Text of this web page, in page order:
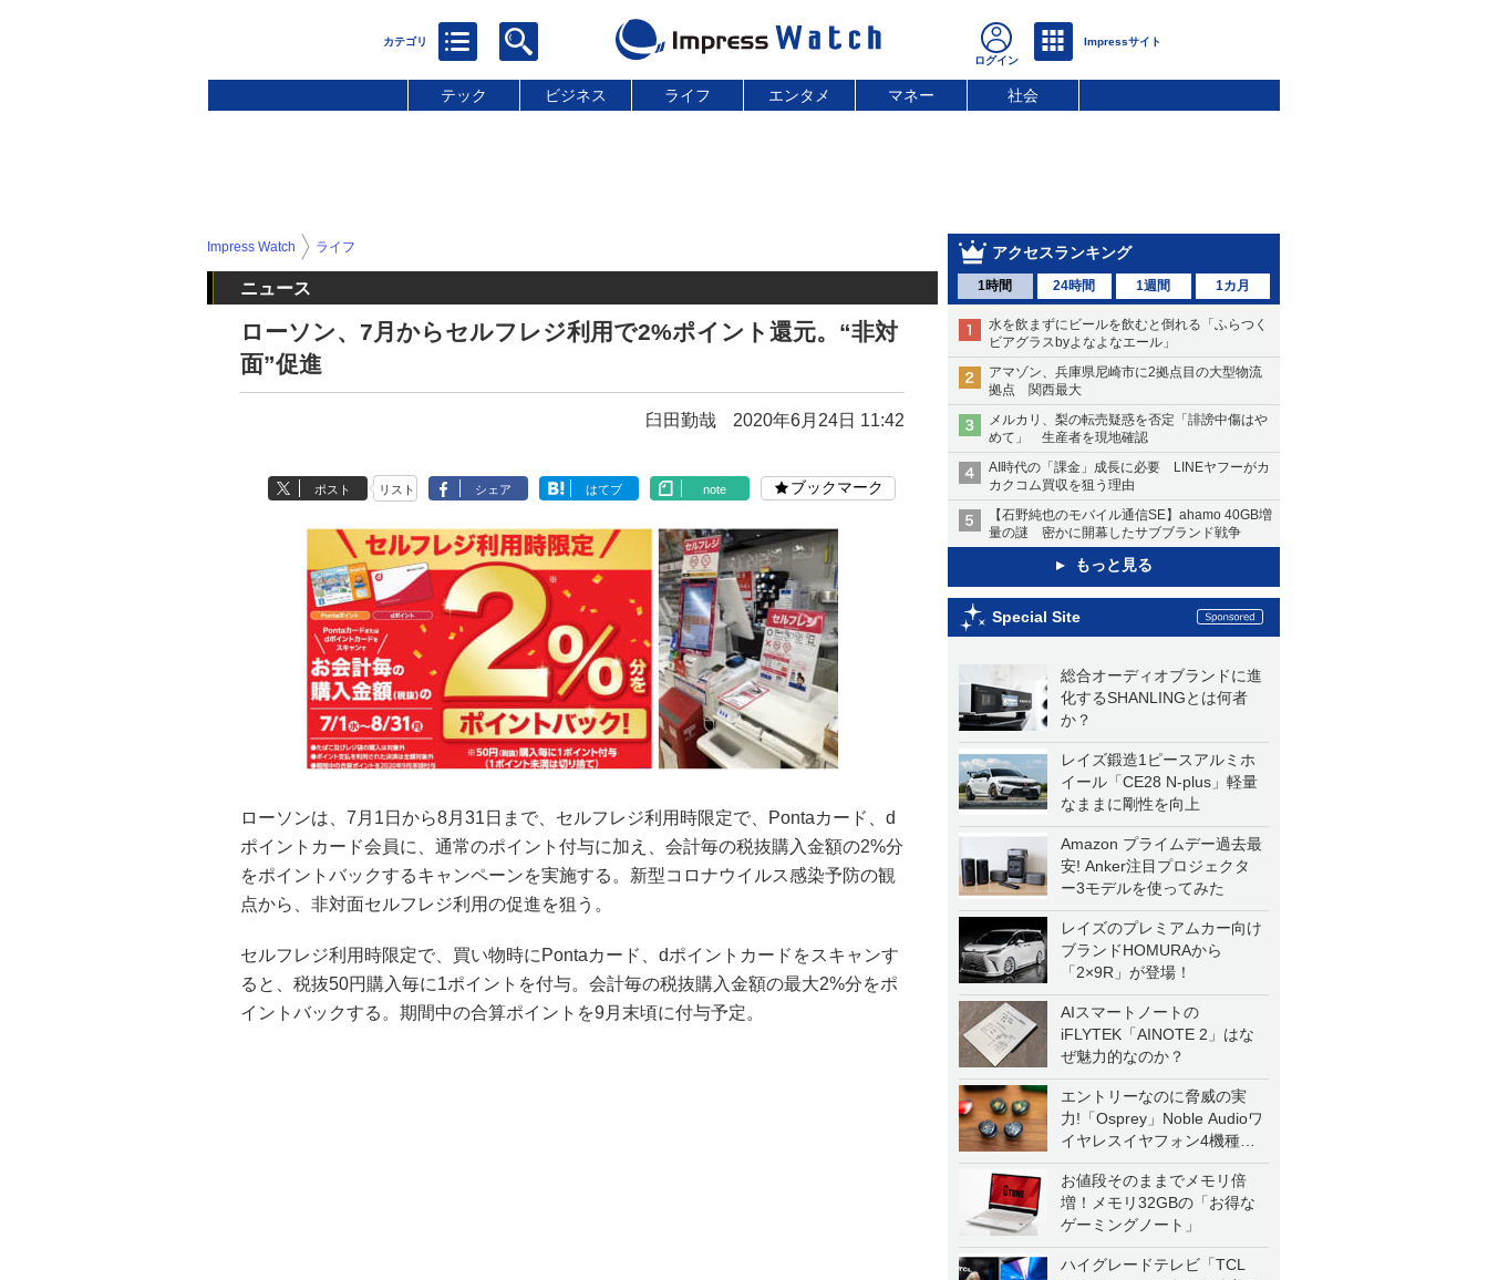
テック ビジネス ライフ エンタメ マネー 社会
アクセスランキング
1時間 24時間 1週間 1カ月
水を飲まずにビールを飲むと倒れる「ふらつく
ビアグラスbyよなよなエール」
アマゾン、兵庫県尼崎市に2拠点目の大型物流
拠点 関西最大
メルカリ、梨の転売疑惑を否定「誹謗中傷はや
めて」 生産者を現地確認
AI時代の「課金」成長に必要 LINEヤフーがカ
カクコム買収を狙う理由
【石野純也のモバイル通信SE】ahamo 40GB増
量の謎 密かに開幕したサブブランド戦争
もっと見る
Special Site
総合オーディオブランドに進
化するSHANLINGとは何者
か？
レイズ鍛造1ピースアルミホ
イール「CE28 N-plus」軽量
なままに剛性を向上
Amazon プライムデー過去最
安! Anker注目プロジェクタ
ー3モデルを使ってみた
レイズのプレミアムカー向け
ブランドHOMURAから
「2×9R」が登場！
AIスマートノートの
iFLYTEK「AINOTE 2」はな
ぜ魅力的なのか？
エントリーなのに脅威の実
力!「Osprey」Noble Audioワ
イヤレスイヤフォン4機種を
一気に聴く
お値段そのままでメモリ倍
増！メモリ32GBの「お得な
ゲーミングノート」
ハイグレードテレビ「TCL
Impress Watch ライフ
ニュース
ローソン、7月からセルフレジ利用で2%ポイント還元。“非対
面”促進
臼田勤哉 2020年6月24日 11:42
ポスト リスト シェア はてブ note ブックマーク
ローソンは、7月1日から8月31日まで、セルフレジ利用時限定で、Pontaカード、d
ポイントカード会員に、通常のポイント付与に加え、会計毎の税抜購入金額の2%分
をポイントバックするキャンペーンを実施する。新型コロナウイルス感染予防の観
点から、非対面セルフレジ利用の促進を狙う。
セルフレジ利用時限定で、買い物時にPontaカード、dポイントカードをスキャンす
ると、税抜50円購入毎に1ポイントを付与。会計毎の税抜購入金額の最大2%分をポ
イントバックする。期間中の合算ポイントを9月末頃に付与予定。